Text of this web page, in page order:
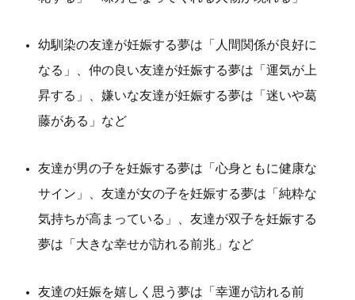
幼馴染の友達が妊娠する夢は「人間関係が良好に
なる」、仲の良い友達が妊娠する夢は「運気が上
昇する」、嫌いな友達が妊娠する夢は「迷いや葛
藤がある」など
友達が男の子を妊娠する夢は「心身ともに健康な
サイン」、友達が女の子を妊娠する夢は「純粋な
気持ちが高まっている」、友達が双子を妊娠する
夢は「大きな幸せが訪れる前兆」など
友達の妊娠を嬉しく思う夢は「幸運が訪れる前